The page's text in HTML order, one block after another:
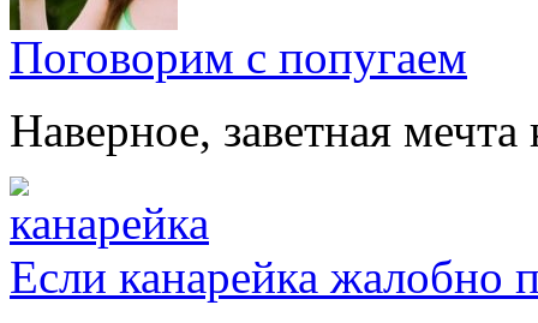
Поговорим с попугаем
Наверное, заветная
Если канарейка жалобно